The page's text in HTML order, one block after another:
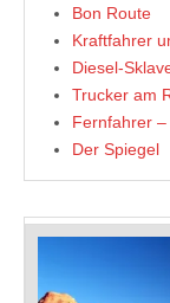
Bon Route
Kraftfahrer
Diesel-
Trucker am
Fernfahrer
Der Spiegel